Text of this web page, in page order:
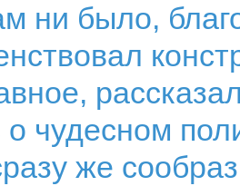
ни было,
чудесном
же